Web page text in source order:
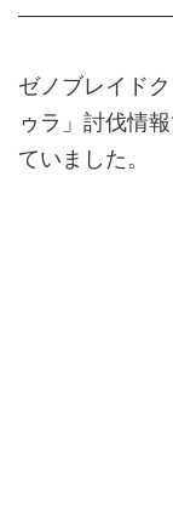
ゼノブレイド
ゥラ」討伐情
ていました。